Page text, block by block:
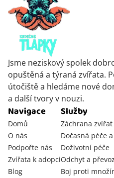
Jsme neziskový spolek
opuštěná a týraná zvířata.
útočiště a hledáme nové
a další tvory v nouzi.
Navigace
Domů
O nás
Podpořte nás
Zvířata k adopci
Blog
Služby
Záchrana zvířat
Dočasná péče
Doživotní péče
Odchyt a
Boj proti